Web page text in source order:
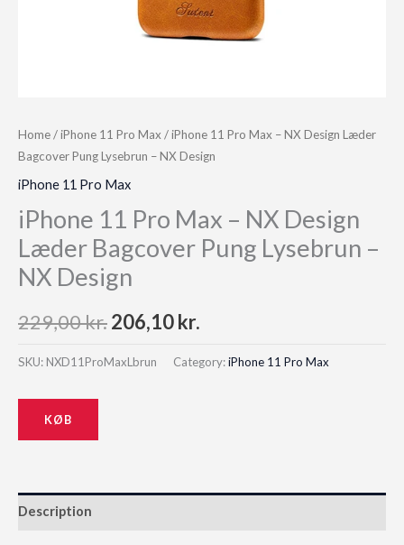
Home/iPhone 11 Pro Max / iPhone 11 Pro Max – NX Design Læder
Bagcover Pung Lysebrun – NX Design
iPhone 11 Pro Max
iPhone 11 Pro Max – NX Design
Læder Bagcover Pung Lysebrun –
NX Design
229,00kr.Original
price
206,10kr.
price
SKU: NXD11ProMaxLbrun Category:iPhone 11 Pro Max
KØB
Description